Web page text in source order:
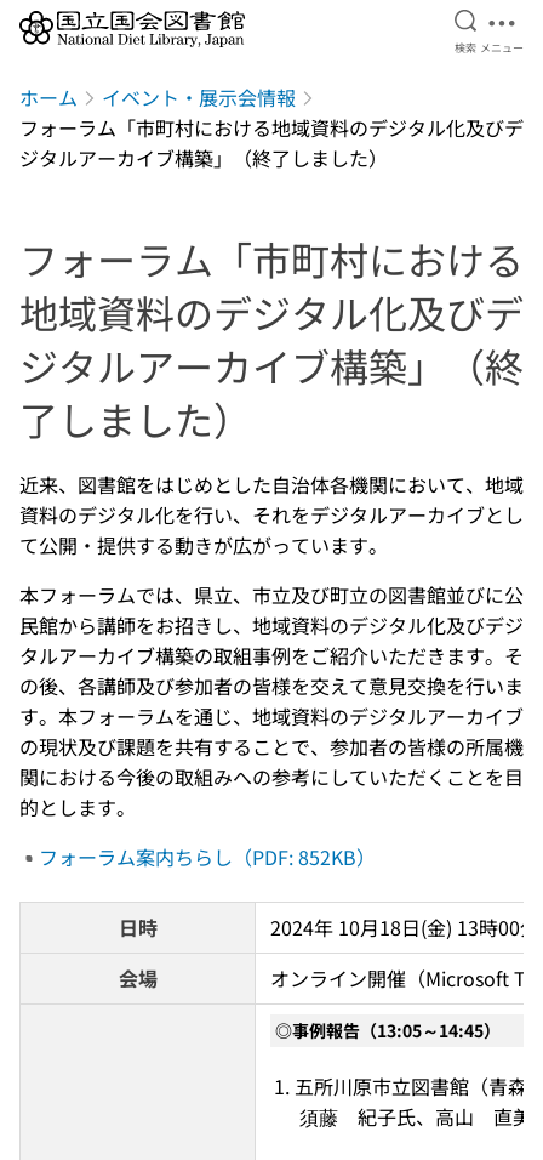
検索を
検索 メ
メニュー
ホーム
イベント・展示会情報
フォーラム「市町村における地域資料のデジタル化及びデ
ジタルアーカイブ構築」（終了しました）
フォーラム「市町村における
地域資料のデジタル化及びデ
ジタルアーカイブ構築」（終
了しました）
近来、図書館をはじめとした自治体各機関において、地域
資料のデジタル化を行い、それをデジタルアーカイブとし
て公開・提供する動きが広がっています。
本フォーラムでは、県立、市立及び町立の図書館並びに公
民館から講師をお招きし、地域資料のデジタル化及びデジ
タルアーカイブ構築の取組事例をご紹介いただきます。そ
の後、各講師及び参加者の皆様を交えて意見交換を行いま
す。本フォーラムを通じ、地域資料のデジタルアーカイブ
の現状及び課題を共有することで、参加者の皆様の所属機
関における今後の取組みへの参考にしていただくことを目
的とします。
フォーラム案内ちらし（PDF: 852KB）
日時
2024年 10月18日(金) 13時00
会場
オンライン開催（Microsoft
◎事例報告（13:05～14:45）
五所川原市立図書館（青森
須藤　紀子氏、高山　直美